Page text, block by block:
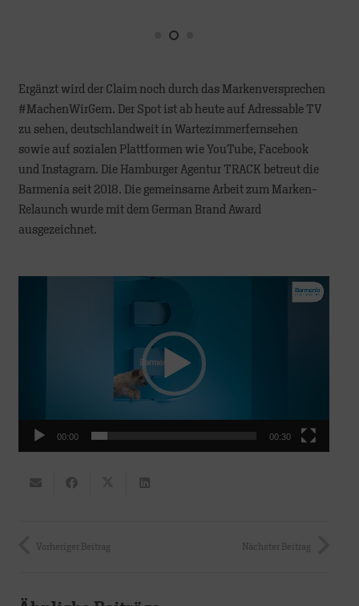
Ergänzt wird der Claim noch durch das Markenversprechen
#MachenWirGern. Der Spot ist ab heute auf Adressable TV
zu sehen, deutschlandweit in Wartezimmerfernsehen
sowie auf sozialen Plattformen wie YouTube, Facebook
und Instagram. Die Hamburger Agentur TRACK betreut die
Barmenia seit 2018. Die gemeinsame Arbeit zum Marken-
Relaunch wurde mit dem German Brand Award
ausgezeichnet.
00:00 00:30
Vorheriger Beitrag Nächster Beitrag